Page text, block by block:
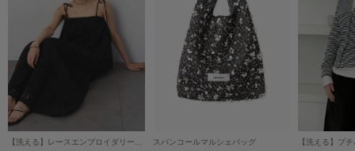
HUNTER
ハンター
HOKA ONEONE
ホカ オネオネ
【洗える】レースエンブロイダリーベアワンピ スパンコールマルシェバッグ